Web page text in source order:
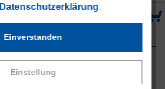
Datenschutzerklärung.
Einstellung
Einverstanden